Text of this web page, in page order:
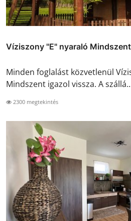
Víziszony "E" nyaraló Mindszent
Minden foglalást közvetlenül
Mindszent igazol vissza. A
2300 megtekintés